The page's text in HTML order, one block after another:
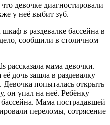
девочке диагностировали
у неё выбит зуб.
в раздевалке бассейна в
сообщили в столичном
рассказала мама девочки.
дочь зашла в раздевалку
Девочка попыталась открыть
он упал на неё. Ребёнку
Мама пострадавшей
переломы, сотрясение